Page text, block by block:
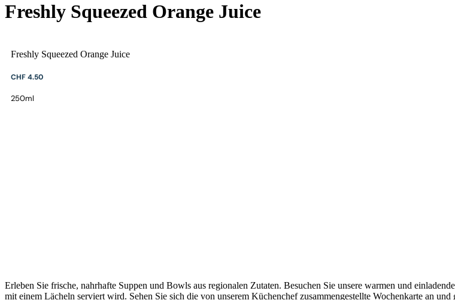
Freshly Squeezed Orange Juice
Freshly Squeezed Orange Juice
CHF 4.50
250ml
Erleben Sie frische, nahrhafte Suppen und Bowls aus regionalen Zutaten. Besuchen Sie unsere warmen und
mit einem Lächeln serviert wird. Sehen Sie sich die von unserem Küchenchef zusammengestellte Wochenkarte an und